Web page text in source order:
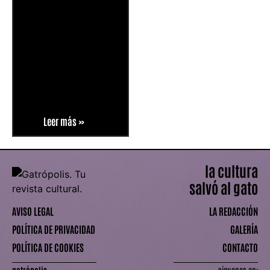
Leer más »
AVISO LEGAL
POLÍTICA DE PRIVACIDAD
POLÍTICA DE COOKIES
la cultura
salvó al gato
LA REDACCIÓN
GALERÍA
CONTACTO